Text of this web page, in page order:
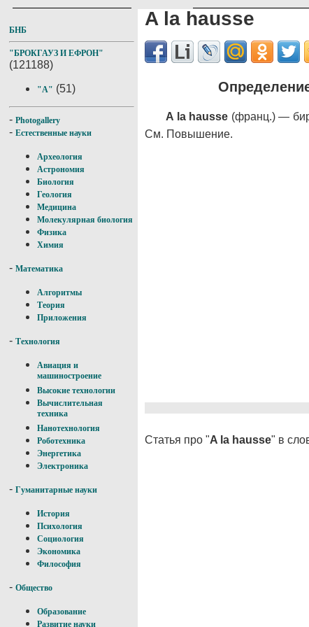
БНБ
"БРОКГАУЗ И ЕФРОН"
(121188)
"A" (51)
- Photogallery
- Естественные науки
Археология
Астрономия
Биология
Геология
Медицина
Молекулярная биология
Физика
Химия
- Математика
Алгоритмы
Теория
Приложения
- Технология
Авиация и
машиностроение
Высокие технологии
Вычислительная
техника
Нанотехнология
Роботехника
Энергетика
Электроника
- Гуманитарные науки
История
Психология
Социология
Экономика
Философия
- Общество
Образование
Развитие науки
A la hausse
A la hausse (франц.) —
См. Повышение.
Статья про "A la hausse" в